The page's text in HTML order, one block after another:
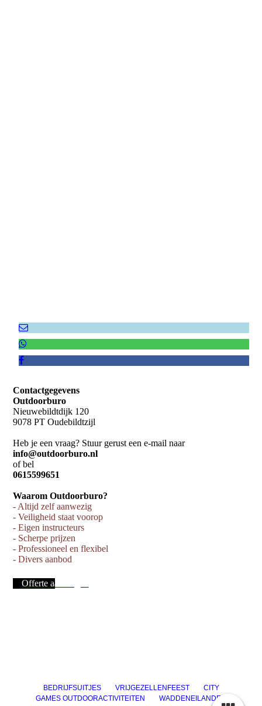
Contactgegevens
Outdoorburo
Nieuwebildtdijk 120
9078 PT Oudebildtzijl
Heb je een vraag? Stuur gerust een e-mail naar
info@outdoorburo.nl
of bel
0615599651
Waarom Outdoorburo?
- Altijd zelf aanwezig
- Veiligheid staat voorop
- Eigen instructeurs
- Scherpe prijzen
- Professioneel en flexibel
- Divers aanbod
Offerte aanvragen
BEDRIJFSUITJES VRIJGEZELLENFEEST
CITY
GAMES OUTDOORACTIVITEITEN WADDENEILANDEN